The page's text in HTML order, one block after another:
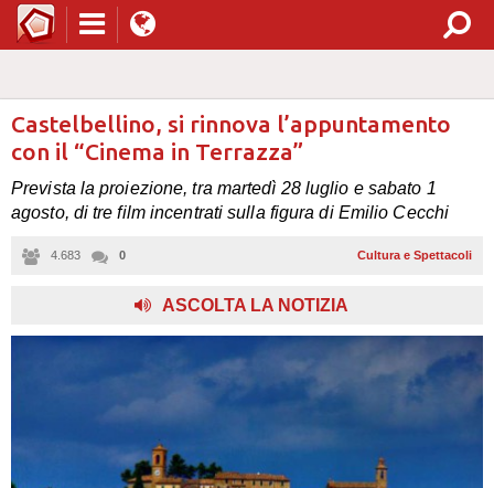
Castelbellino, si rinnova l’appuntamento
con il “Cinema in Terrazza”
Prevista la proiezione, tra martedì 28 luglio e sabato 1
agosto, di tre film incentrati sulla figura di Emilio Cecchi
4.683 0 Cultura e Spettacoli
ASCOLTA LA NOTIZIA